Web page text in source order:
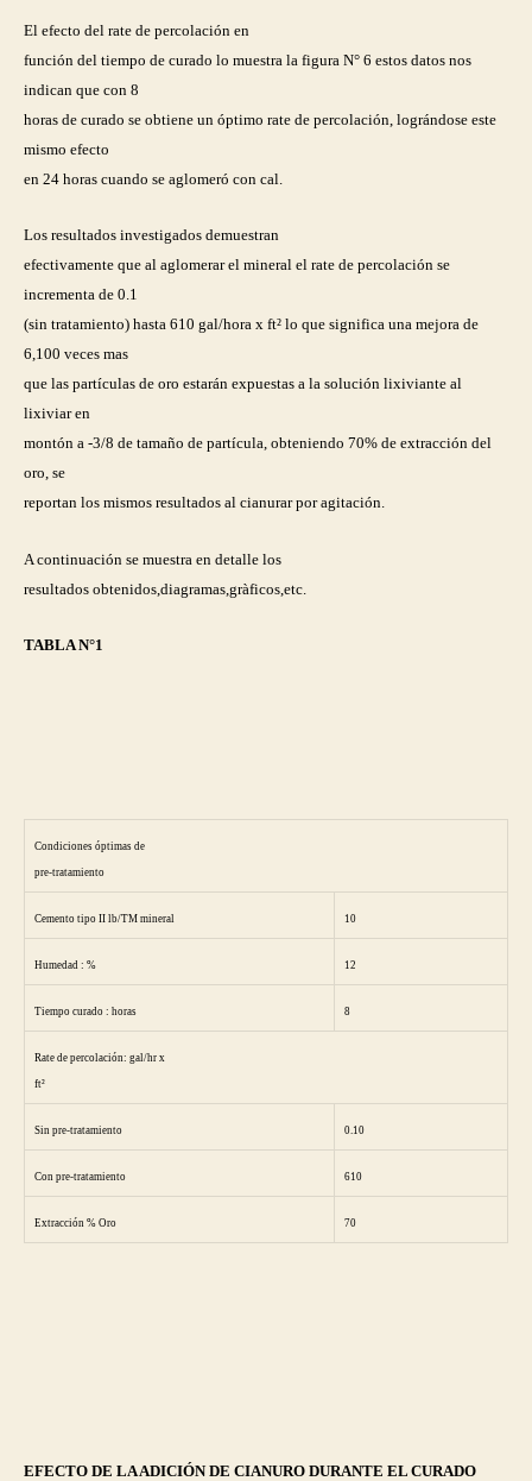
El efecto del rate de percolación en
función del tiempo de curado lo muestra la figura N° 6 estos datos nos
indican que con 8
horas de curado se obtiene un óptimo rate de percolación, lográndose este
mismo efecto
en 24 horas cuando se aglomeró con cal.
Los resultados investigados demuestran
efectivamente que al aglomerar el mineral el rate de percolación se
incrementa de 0.1
(sin tratamiento) hasta 610 gal/hora x ft² lo que significa una mejora de
6,100 veces mas
que las partículas de oro estarán expuestas a la solución lixiviante al
lixiviar en
montón a -3/8 de tamaño de partícula, obteniendo 70% de extracción del
oro, se
reportan los mismos resultados al cianurar por agitación.
A continuación se muestra en detalle los
resultados obtenidos,diagramas,gràficos,etc.
TABLA N°1
Condiciones óptimas de
pre-tratamiento
Cemento tipo II lb/TM mineral 10
Humedad : % 12
Tiempo curado : horas 8
Rate de percolación: gal/hr x
ft²
Sin pre-tratamiento 0.10
Con pre-tratamiento 610
Extracción % Oro 70
EFECTO DE LA ADICIÓN DE CIANURO DURANTE EL CURADO